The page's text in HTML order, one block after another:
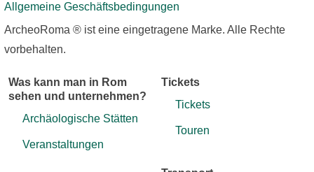
Allgemeine Geschäftsbedingungen
ArcheoRoma ® ist eine eingetragene Marke. Alle Rechte
vorbehalten.
Was kann man in Rom
sehen und unternehmen?
Archäologische Stätten
Veranstaltungen
Tickets
Tickets
Touren